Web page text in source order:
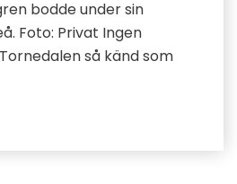
bodde under sin
Foto: Privat Ingen
så känd som